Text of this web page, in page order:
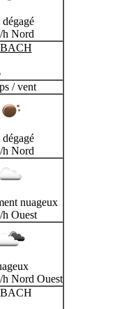
h Nord
/ vent
h Nord
nuageux
Ouest
Nord Ouest